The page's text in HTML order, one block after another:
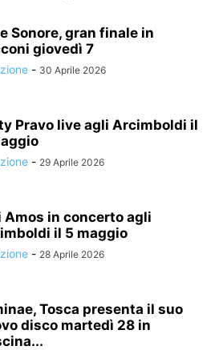
Sonore, gran finale in
giovedì 7
- 30 Aprile 2026
Pravo live agli Arcimboldi il
- 29 Aprile 2026
Amos in concerto agli
il 5 maggio
- 28 Aprile 2026
Tosca presenta il suo
disco martedì 28 in